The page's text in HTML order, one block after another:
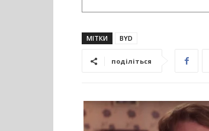
МІТКИ BYD
поділіться